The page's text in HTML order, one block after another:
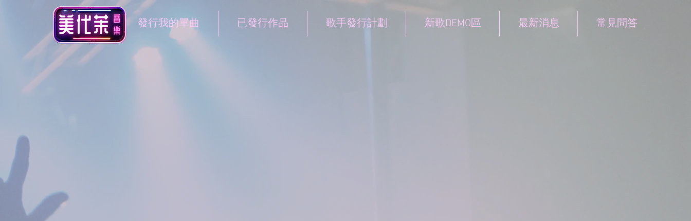
發行我的單曲 已發行作品 歌手發行計劃 新歌DEMO區 最新消息 常見問答